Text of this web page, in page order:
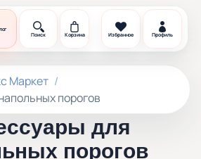
Поиск
Корзина Избранное Профиль
Маркет
порогов
для
порогов